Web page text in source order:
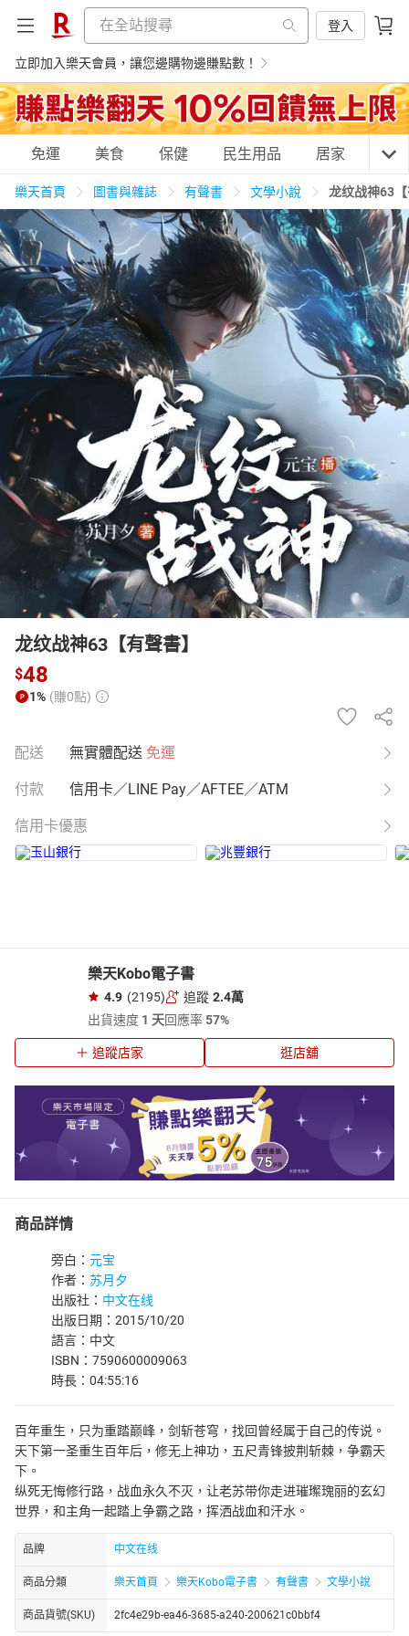
登入
立即加入樂天會員，讓您邊購物邊賺點數！
購物網分類
天天免運 美食蛋糕 養生保健 民生用品
居家生活 3C家電 運動休閒 親子玩具
男裝 化妝保養 情趣用品
日本購物 電子/紙本書
HOT
免運 美食 保健 民生用品 居家 3C
樂天首頁 圖書與雜誌 有聲書 文學小說 龙纹战神63
龙纹战神63【有聲書】
$48
1% (賺0點)
配送 無實體配送 免運
付款 信用卡／LINE Pay／AFTEE／ATM
信用卡優惠
樂天Kobo電子書
4.9 (2195) 追蹤 2.4萬
出貨速度 1 天回應率57%
追蹤店家 逛店舖
商品詳情
旁白： 元宝
作者： 苏月夕
出版社： 中文在线
出版日期：2015/10/20
語言：中文
ISBN：7590600009063
時長：04:55:16
百年重生，只为重踏巅峰，剑斩苍穹，找回曾经属于自己的传说。
天下第一圣重生百年后，修无上神功，五尺青锋披荆斩棘，争霸天
下。
纵死无悔修行路，战血永久不灭，让老苏带你走进璀璨瑰丽的玄幻
世界，和主角一起踏上争霸之路，挥洒战血和汗水。
品牌 中文在线
商品分類 樂天首頁 樂天Kobo電子書 有聲書 文學小說
商品貨號(SKU) 2fc4e29b-ea46-3685-a240-200621c0bbf4